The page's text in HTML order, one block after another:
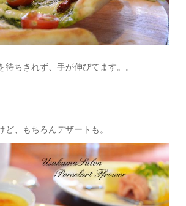
待ちきれず、手が伸びてます。。
ど、もちろんデザートも。